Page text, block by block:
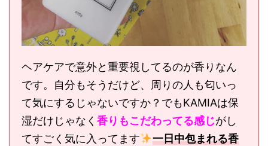
ヘアケアで意外と重要視してるのが香りなん
です。自分もそうだけど、周りの人も匂いっ
て気にするじゃないですか？でもKAMIAは保
湿だけじゃなく 香りもこだわってる感じがし
てすごく気に入ってます
一日中包まれる香